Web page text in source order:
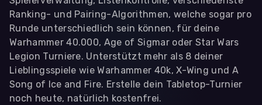
Ranking- und Pairing-Algorithmen, welche sogar pro
Runde unterschiedlich sein können, für deine
Warhammer 40.000, Age of Sigmar oder Star Wars
Legion Turniere. Unterstützt mehr als 8 deiner
Lieblingsspiele wie Warhammer 40k, X-Wing und A
Song of Ice and Fire. Erstelle dein Tabletop-Turnier
noch heute, natürlich kostenfrei.